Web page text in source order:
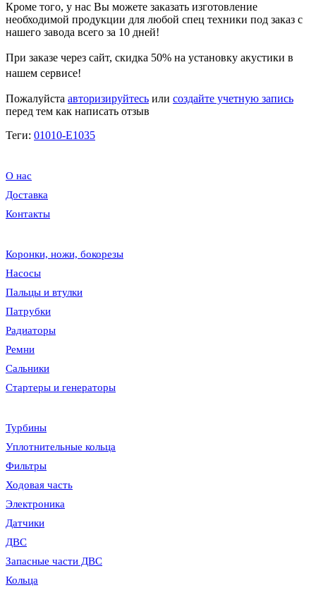
Кроме того, у нас Вы можете заказать изготовление
необходимой продукции для любой спец техники под заказ с
нашего завода всего за 10 дней!
При заказе через сайт, скидка 50% на установку акустики в
нашем сервисе!
Пожалуйста авторизируйтесь или создайте учетную запись
перед тем как написать отзыв
Теги: 01010-E1035
О нас
Доставка
Контакты
Коронки, ножи, бокорезы
Насосы
Пальцы и втулки
Патрубки
Радиаторы
Ремни
Сальники
Стартеры и генераторы
Турбины
Уплотнительные кольца
Фильтры
Ходовая часть
Электроника
Датчики
ДВС
Запасные части ДВС
Кольца